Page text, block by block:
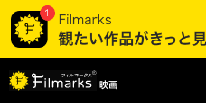
映画